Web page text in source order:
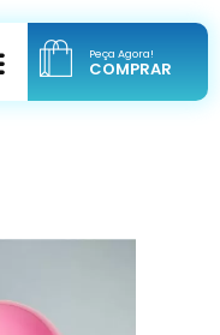
Peça Agora!
COMPRAR